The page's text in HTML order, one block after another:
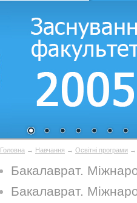
Головна → Навчання → Освітні програми
Бакалаврат.
Бакалаврат.